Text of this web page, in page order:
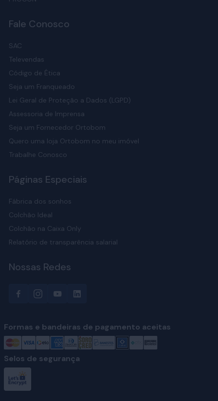
Fale Conosco
SAC
Televendas
Código de Ética
Seja um Franqueado
Lei Geral de Proteção a Dados (LGPD)
Assessoria de Imprensa
Seja um Fornecedor Ortobom
Quero uma loja Ortobom no meu imóvel
Trabalhe Conosco
Páginas Especiais
Fábrica dos sonhos
Colchão Ideal
Colchão na Caixa Only
Relatório de transparência salarial
Nossas Redes
Formas e bandeiras de pagamento aceitas
Selos de segurança